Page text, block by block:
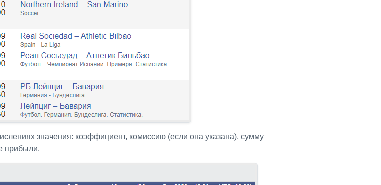
значения: коэффициент, комиссию (если она указана), сумму
прибыли.